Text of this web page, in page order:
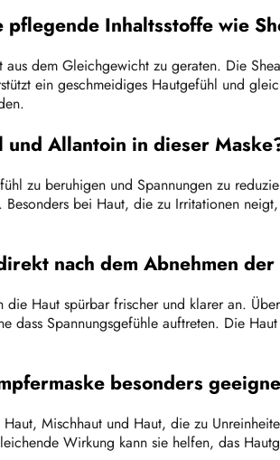
Inhaltsstoffe wie
dem Gleichgewicht zu geraten. Die
ein geschmeidiges Hautgefühl und
und Allantoin in dieser
zu beruhigen und Spannungen zu
bei Haut, die zu Irritationen
nach dem Abnehmen der
Haut spürbar frischer und klarer an.
Spannungsgefühle auftreten. Die
besonders
Mischhaut und Haut, die zu
Wirkung kann sie helfen, das